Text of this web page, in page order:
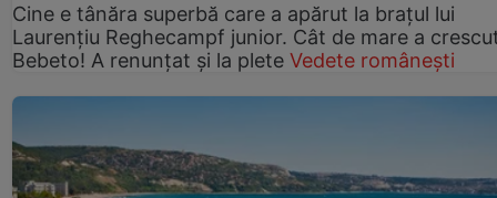
Cine e tânăra superbă care a apărut la brațul lui
Laurențiu Reghecampf junior. Cât de mare a
Bebeto! A renunțat și la plete Vedete românești